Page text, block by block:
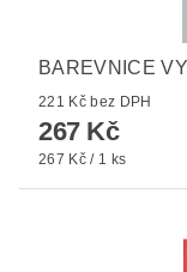
BAREVNICE
221 Kč bez DPH
267 Kč
267 Kč / 1 ks